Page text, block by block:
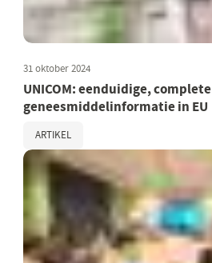
31 oktober 2024
UNICOM: eenduidige, complete
geneesmiddelinformatie in EU
ARTIKEL